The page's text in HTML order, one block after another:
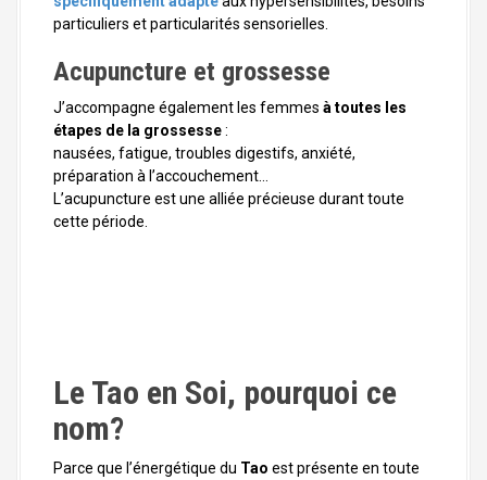
particuliers et particularités sensorielles.
Acupuncture et grossesse
J’accompagne également les femmes à toutes les
étapes de la grossesse:
nausées, fatigue, troubles digestifs, anxiété,
préparation à l’accouchement…
L’acupuncture est une alliée précieuse durant toute
cette période.
Le Tao en Soi, pourquoi ce
nom?
Parce que l’énergétique du Tao est présente en toute